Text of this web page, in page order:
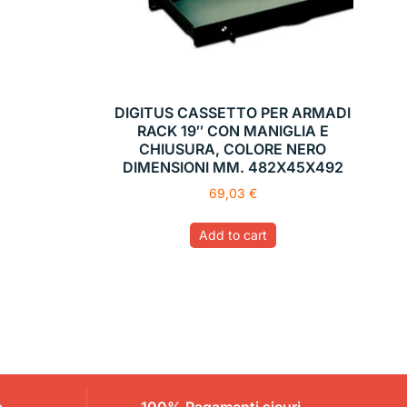
DIGITUS CASSETTO PER ARMADI
RACK 19″ CON MANIGLIA E
CHIUSURA, COLORE NERO
DIMENSIONI MM. 482X45X492
69,03 €
Add to cart